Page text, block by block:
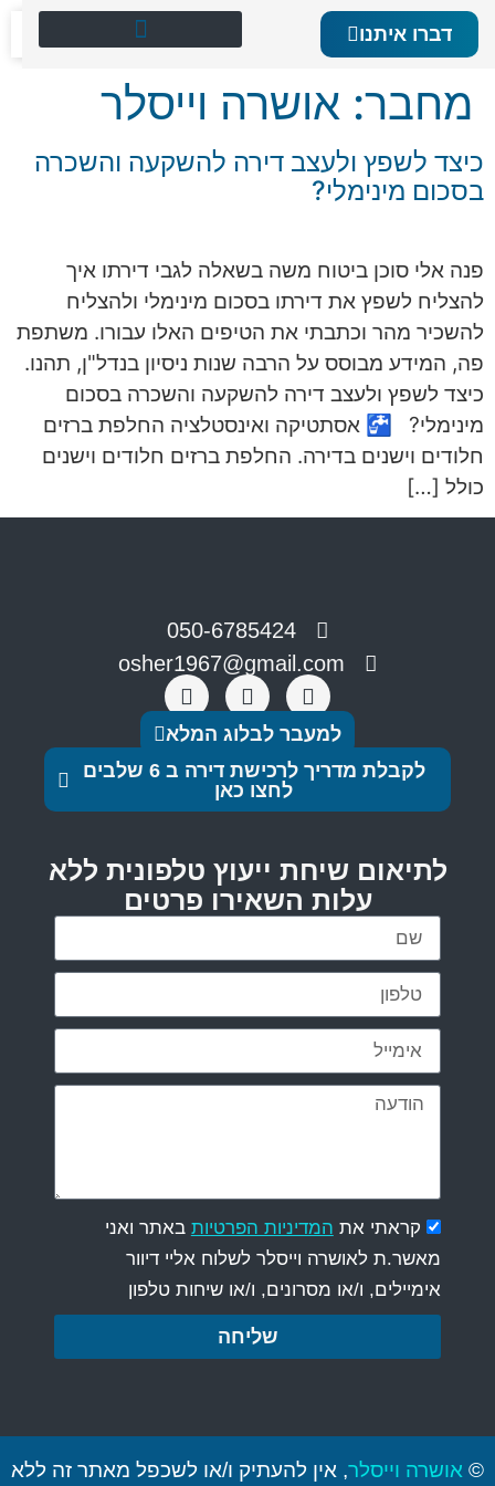
לתוכן
דברו איתנו
מחבר: אושרה וייסלר
כיצד לשפץ ולעצב דירה להשקעה והשכרה
בסכום מינימלי?
פנה אלי סוכן ביטוח משה בשאלה לגבי דירתו איך
להצליח לשפץ את דירתו בסכום מינימלי ולהצליח
להשכיר מהר וכתבתי את הטיפים האלו עבורו. משתפת
פה, המידע מבוסס על הרבה שנות ניסיון בנדל"ן, תהנו.
כיצד לשפץ ולעצב דירה להשקעה והשכרה בסכום
מינימלי? 🚰 אסתטיקה ואינסטלציה החלפת ברזים
חלודים וישנים בדירה. החלפת ברזים חלודים וישנים
כולל […]
050-6785424
osher1967@gmail.com
למעבר לבלוג המלא
לקבלת מדריך לרכישת דירה ב 6 שלבים
לחצו כאן
לתיאום שיחת ייעוץ טלפונית ללא
עלות השאירו פרטים
קראתי את המדיניות הפרטיות באתר ואני
מאשר.ת לאושרה וייסלר לשלוח אליי דיוור
אימיילים, ו/או מסרונים, ו/או שיחות טלפון
שליחה
© אושרה וייסלר, אין להעתיק ו/או לשכפל מאתר זה ללא